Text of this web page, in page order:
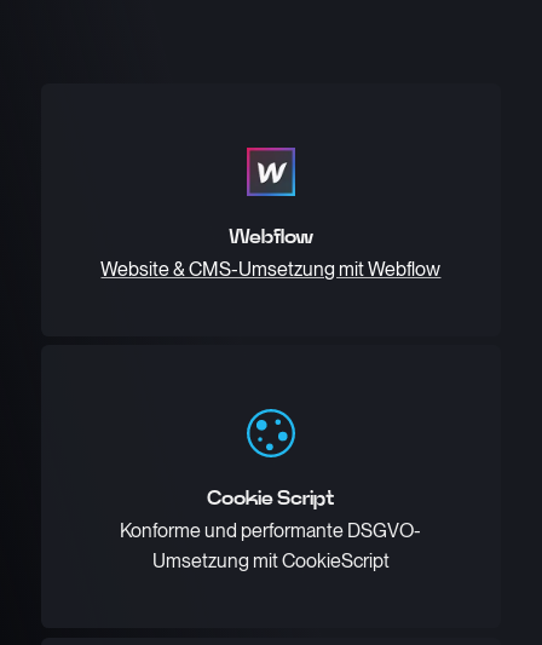
Webflow
Website & CMS-Umsetzung mit Webflow
Cookie Script
Konforme und performante DSGVO-
Umsetzung mit CookieScript